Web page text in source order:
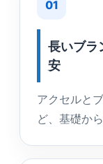
01
長いブラ
安
アクセルと
ど、基礎か